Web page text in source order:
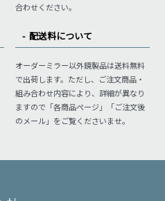
合わせください。
配送料について
オーダーミラー以外鏡製品は送料無料
で出荷します。ただし、ご注文商品・
組み合わせ内容により、詳細が異なり
ますので「各商品ページ」「ご注文後
のメール」をご覧くださいませ。